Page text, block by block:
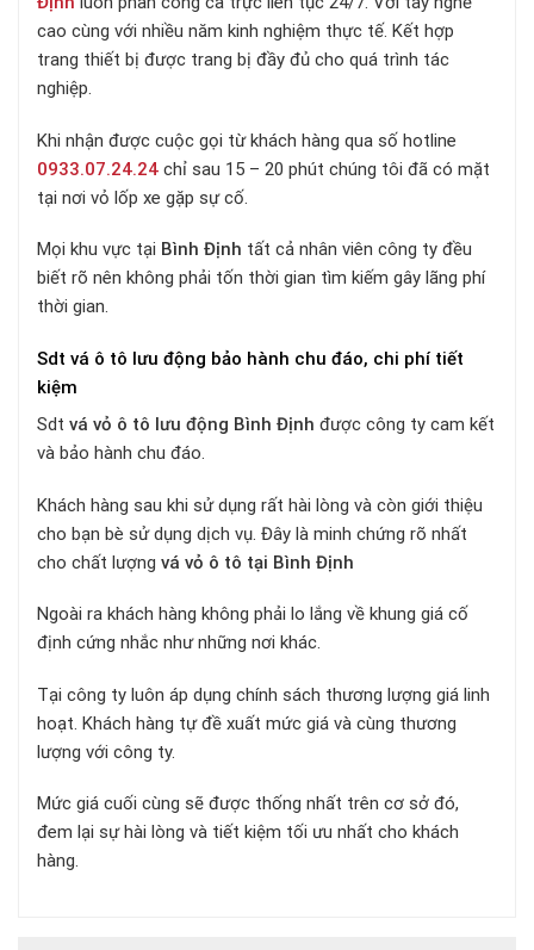
cao cùng với nhiều năm kinh nghiệm thực tế. Kết hợp
trang thiết bị được trang bị đầy đủ cho quá trình tác
nghiệp.
Khi nhận được cuộc gọi từ khách hàng qua số hotline
0933.07.24.24 chỉ sau 15 – 20 phút chúng tôi đã có mặt
tại nơi vỏ lốp xe gặp sự cố.
Mọi khu vực tại Bình Định tất cả nhân viên công ty đều
biết rõ nên không phải tốn thời gian tìm kiếm gây lãng phí
thời gian.
Sdt vá ô tô lưu động bảo hành chu đáo, chi phí tiết
kiệm
Sdt vá vỏ ô tô lưu động Bình Định được công ty cam kết
và bảo hành chu đáo.
Khách hàng sau khi sử dụng rất hài lòng và còn giới thiệu
cho bạn bè sử dụng dịch vụ. Đây là minh chứng rõ nhất
cho chất lượng vá vỏ ô tô tại Bình Định
Ngoài ra khách hàng không phải lo lắng về khung giá cố
định cứng nhắc như những nơi khác.
Tại công ty luôn áp dụng chính sách thương lượng giá linh
hoạt. Khách hàng tự đề xuất mức giá và cùng thương
lượng với công ty.
Mức giá cuối cùng sẽ được thống nhất trên cơ sở đó,
đem lại sự hài lòng và tiết kiệm tối ưu nhất cho khách
hàng.